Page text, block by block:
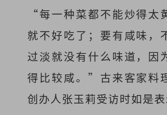
“每一种菜都不能炒得太
就不好吃了；要有咸味，
过淡就没有什么味道，因
得比较咸。”古来客家料
创办人张玉莉受访时如是表